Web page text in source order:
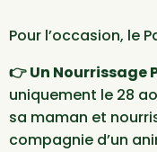
Pour l’occasion, le
👉 Un Nourrissage
uniquement le 28
sa maman et
compagnie d’un